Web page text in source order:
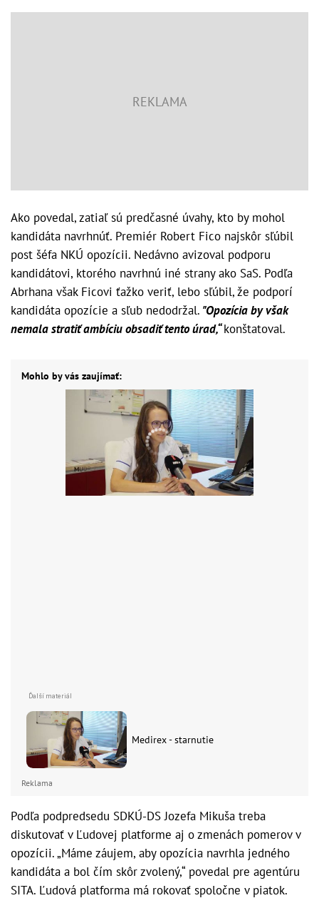
Ako povedal, zatiaľ sú predčasné úvahy, kto by mohol
kandidáta navrhnúť. Premiér Robert Fico najskôr sľúbil
post šéfa NKÚ opozícii. Nedávno avizoval podporu
kandidátovi, ktorého navrhnú iné strany ako SaS. Podľa
Abrhana však Ficovi ťažko veriť, lebo sľúbil, že podporí
kandidáta opozície a sľub nedodržal. "Opozícia by však
nemala stratiť ambíciu obsadiť tento úrad,“konštatoval.
Mohlo by vás zaujímať:
Medirex - starnutie
Reklama
Podľa podpredsedu SDKÚ-DS Jozefa Mikuša treba
diskutovať v Ľudovej platforme aj o zmenách pomerov v
opozícii. „Máme záujem, aby opozícia navrhla jedného
kandidáta a bol čím skôr zvolený,“ povedal pre agentúru
SITA. Ľudová platforma má rokovať spoločne v piatok.